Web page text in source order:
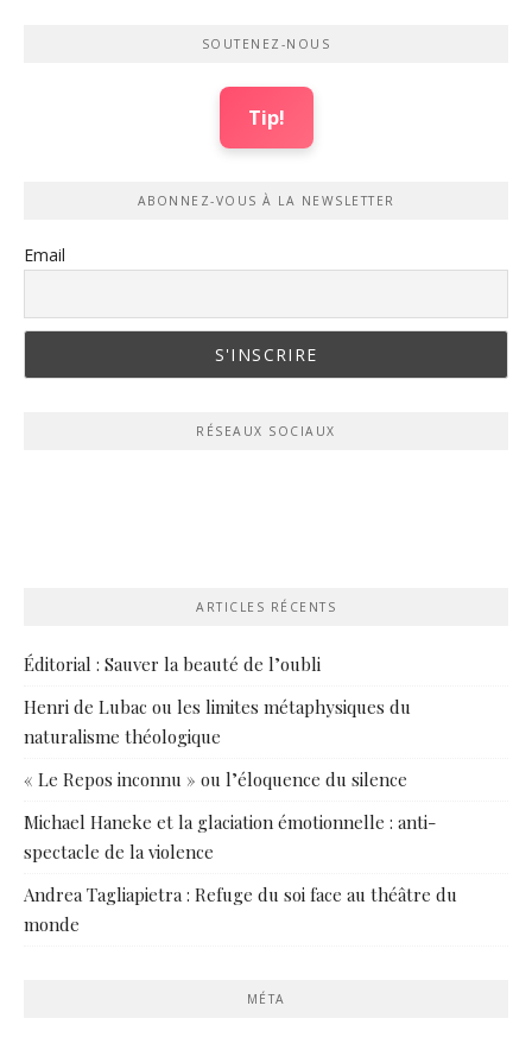
SOUTENEZ-NOUS
Tip!
ABONNEZ-VOUS À LA NEWSLETTER
Email
RÉSEAUX SOCIAUX
ARTICLES RÉCENTS
Éditorial : Sauver la beauté de l’oubli
Henri de Lubac ou les limites métaphysiques du
naturalisme théologique
« Le Repos inconnu » ou l’éloquence du silence
Michael Haneke et la glaciation émotionnelle : anti-
spectacle de la violence
Andrea Tagliapietra : Refuge du soi face au théâtre du
monde
MÉTA